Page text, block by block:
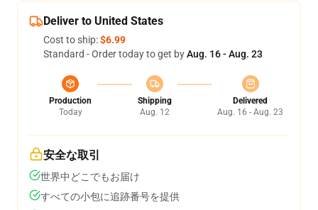
Deliver to United States
Cost to ship:$6.99
Standard - Order today to get byAug. 16 - Aug. 23
Production
Today
Shipping
Aug. 12
Delivered
Aug. 16 - Aug. 23
安全な取引
世界中どこでもお届け
すべての小包に追跡番号を提供